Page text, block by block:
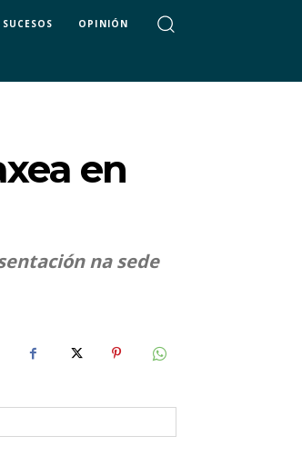
SUCESOS OPINIÓN
en
na sede